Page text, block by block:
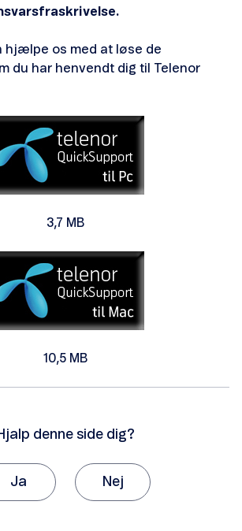
dit internet
til Telenor
hjælpe os med at løse de
du har henvendt dig til Telenor
3,7 MB
10,5 MB
denne side dig?
Ja Nej